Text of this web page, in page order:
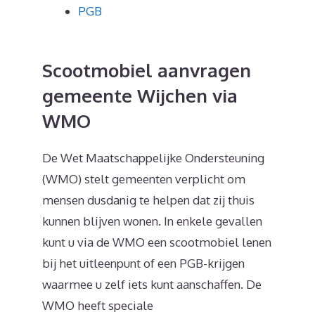
PGB
Scootmobiel aanvragen
gemeente Wijchen via
WMO
De Wet Maatschappelijke Ondersteuning
(WMO) stelt gemeenten verplicht om
mensen dusdanig te helpen dat zij thuis
kunnen blijven wonen. In enkele gevallen
kunt u via de WMO een scootmobiel lenen
bij het uitleenpunt of een PGB-krijgen
waarmee u zelf iets kunt aanschaffen. De
WMO heeft speciale